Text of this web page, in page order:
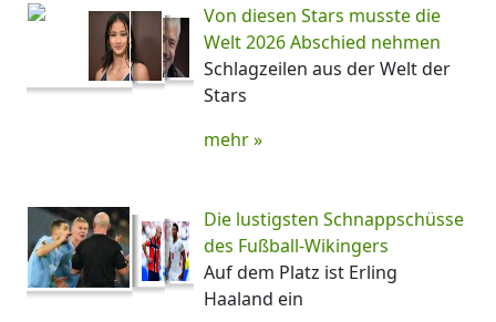
Von diesen Stars musste die
Welt 2026 Abschied nehmen
Schlagzeilen aus der Welt der
Stars
mehr »
Die lustigsten Schnappschüsse
des Fußball-Wikingers
Auf dem Platz ist Erling
Haaland ein